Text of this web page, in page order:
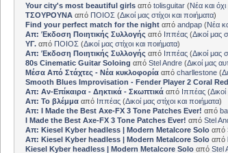
Your city's most beautiful girlsαπό tolisguitar(Νέα και
ΤΣΟΥΡΟΥΝΑαπό ΠΟΙΟΣ (Δικοί μας στίχοι και ποιήματα)
Find your perfect match for the nightαπό andpap(Νέα
Απ: Έκδοση Ποιητικής Συλλογής από Ιππέας(Δικοί μας
ΥΓ.από ΠΟΙΟΣ (Δικοί μας στίχοι και ποιήματα)
Απ: Έκδοση Ποιητικής Συλλογής από Ιππέας(Δικοί μας
80s Cinematic Guitar Soloing από Stel Andre(Δικοί μας
Μέσα Από Στάχτες - Νέα κυκλοφορίααπό charllestone(
Smooth Blues Improvisation - Fender Player 2 Coral Red
Απ: Αν-Επίκαιρα - Δηκτικά - Σκωπτικά από Ιππέας(
Απ: Το βλέμμα από Ιππέας(Δικοί μας στίχοι και ποιήματα)
Απ: I Made the Best Axe-FX 3 Tone Patches Ever! από
I Made the Best Axe-FX 3 Tone Patches Ever! από Stel
Απ: Kiesel Kyber headless | Modern Metalcore Solo από
Απ: Kiesel Kyber headless | Modern Metalcore Solo από
Kiesel Kyber headless | Modern Metalcore Solo από Stel